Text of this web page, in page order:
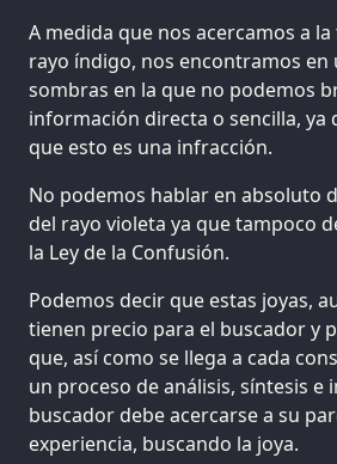
A medida que nos acercamos a
rayo índigo, nos encontramos en
sombras en la que no podemos
información directa o sencilla, ya
que esto es una infracción.
No podemos hablar en absoluto
del rayo violeta ya que tampoco
la Ley de la Confusión.
Podemos decir que estas joyas,
tienen precio para el buscador y
que, así como se llega a cada
un proceso de análisis, síntesis e
buscador debe acercarse a su
experiencia, buscando la joya.